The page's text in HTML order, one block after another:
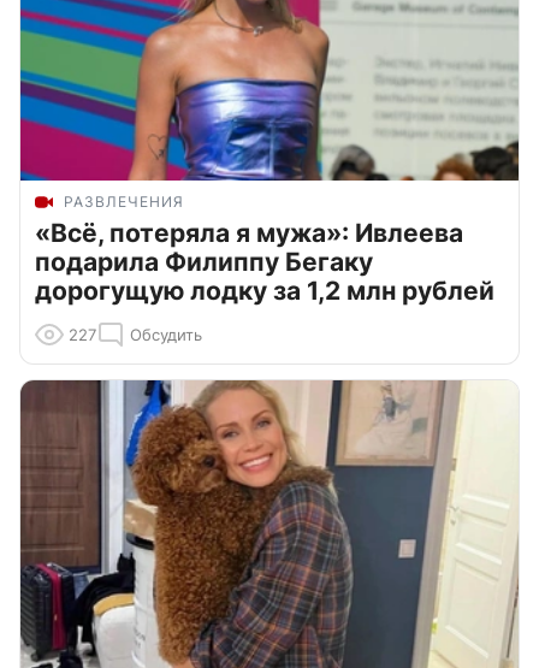
РАЗВЛЕЧЕНИЯ
«Всё, потеряла я мужа»: Ивлеева
подарила Филиппу Бегаку
дорогущую лодку за 1,2 млн рублей
227 Обсудить